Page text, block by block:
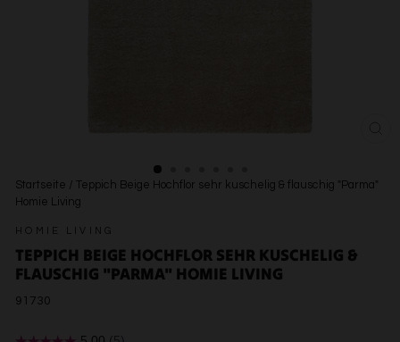
Startseite /
Teppich Beige Hochflor sehr kuschelig & flauschig "Parma"
Homie Living
HOMIE LIVING
TEPPICH BEIGE HOCHFLOR SEHR KUSCHELIG &
FLAUSCHIG "PARMA" HOMIE LIVING
91730